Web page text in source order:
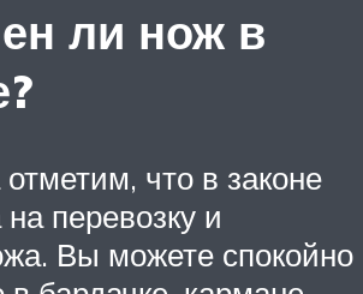
ли нож в
что в законе
на перевозку и
Вы можете спокойно